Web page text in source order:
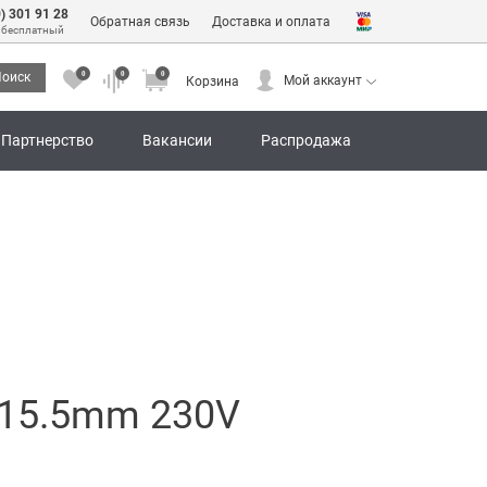
301 91 28 Обратная связь Доставка и оплата
0 0 0
Корзина Мой аккаунт
Партнерство Вакансии Распродажа
Корзина Мой аккаунт
230V